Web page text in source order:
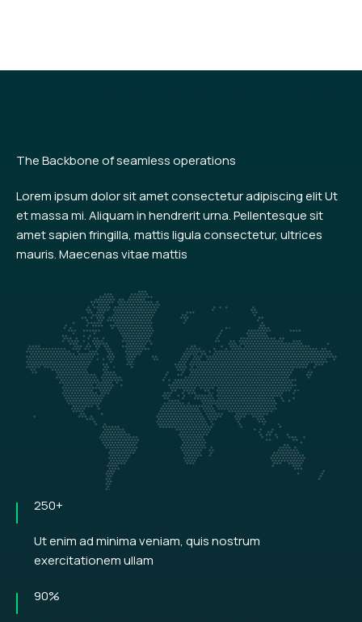
The Backbone of seamless operations
Lorem ipsum dolor sit amet consectetur adipiscing elit Ut
et massa mi. Aliquam in hendrerit urna. Pellentesque sit
amet sapien fringilla, mattis ligula consectetur, ultrices
mauris. Maecenas vitae mattis
250+
Ut enim ad minima veniam, quis nostrum
exercitationem ullam
90%